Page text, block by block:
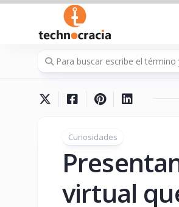
Saltar
contenido
Curiosidades
virtual